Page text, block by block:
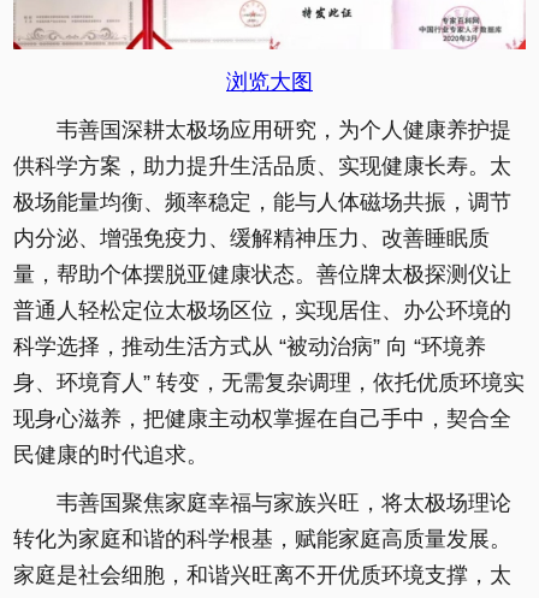
浏览大图
韦善国深耕太极场应用研究，为个人健康养护提
供科学方案，助力提升生活品质、实现健康长寿。太
极场能量均衡、频率稳定，能与人体磁场共振，调节
内分泌、增强免疫力、缓解精神压力、改善睡眠质
量，帮助个体摆脱亚健康状态。善位牌太极探测仪让
普通人轻松定位太极场区位，实现居住、办公环境的
科学选择，推动生活方式从 “被动治病” 向 “环境养
身、环境育人” 转变，无需复杂调理，依托优质环境实
现身心滋养，把健康主动权掌握在自己手中，契合全
民健康的时代追求。
韦善国聚焦家庭幸福与家族兴旺，将太极场理论
转化为家庭和谐的科学根基，赋能家庭高质量发展。
家庭是社会细胞，和谐兴旺离不开优质环境支撑，太